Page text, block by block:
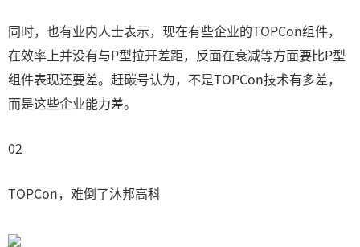
同时，也有业内人士表示，现在有些企业的TOPCon组件，
在效率上并没有与P型拉开差距，反面在衰减等方面要比P型
组件表现还要差。赶碳号认为，不是TOPCon技术有多差，
而是这些企业能力差。
02
TOPCon，难倒了沐邦高科